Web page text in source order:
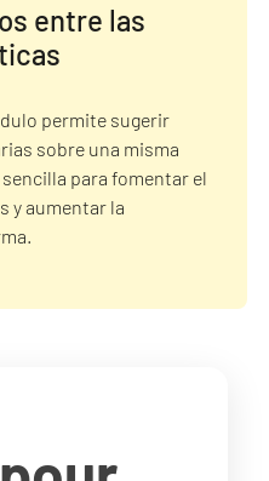
entre las
permite sugerir
sobre una misma
para fomentar el
y aumentar la